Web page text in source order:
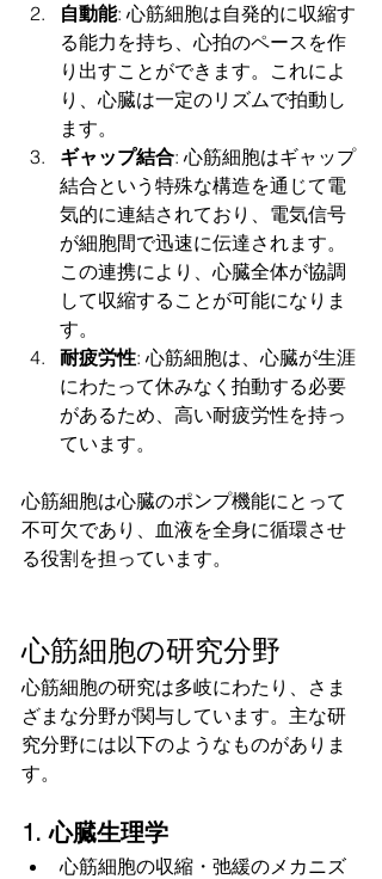
自動能: 心筋細胞は自発的に収縮す
る能力を持ち、心拍のペースを作
り出すことができます。これによ
り、心臓は一定のリズムで拍動し
ます。
ギャップ結合: 心筋細胞はギャップ
結合という特殊な構造を通じて電
気的に連結されており、電気信号
が細胞間で迅速に伝達されます。
この連携により、心臓全体が協調
して収縮することが可能になりま
す。
耐疲労性: 心筋細胞は、心臓が生涯
にわたって休みなく拍動する必要
があるため、高い耐疲労性を持っ
ています。
心筋細胞は心臓のポンプ機能にとって
不可欠であり、血液を全身に循環させ
る役割を担っています。
心筋細胞の研究分野
心筋細胞の研究は多岐にわたり、さま
ざまな分野が関与しています。主な研
究分野には以下のようなものがありま
す。
1. 心臓生理学
心筋細胞の収縮・弛緩のメカニズ